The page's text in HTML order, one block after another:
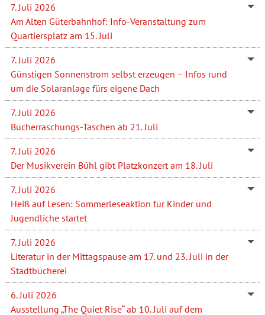
7. Juli 2026
Am Alten Güterbahnhof: Info-Veranstaltung zum
Quartiersplatz am 15. Juli
7. Juli 2026
Günstigen Sonnenstrom selbst erzeugen – Infos rund
um die Solaranlage fürs eigene Dach
7. Juli 2026
Bücherraschungs-Taschen ab 21. Juli
7. Juli 2026
Der Musikverein Bühl gibt Platzkonzert am 18. Juli
7. Juli 2026
Heiß auf Lesen: Sommerleseaktion für Kinder und
Jugendliche startet
7. Juli 2026
Literatur in der Mittagspause am 17. und 23. Juli in der
Stadtbücherei
6. Juli 2026
Ausstellung „The Quiet Rise“ ab 10. Juli auf dem